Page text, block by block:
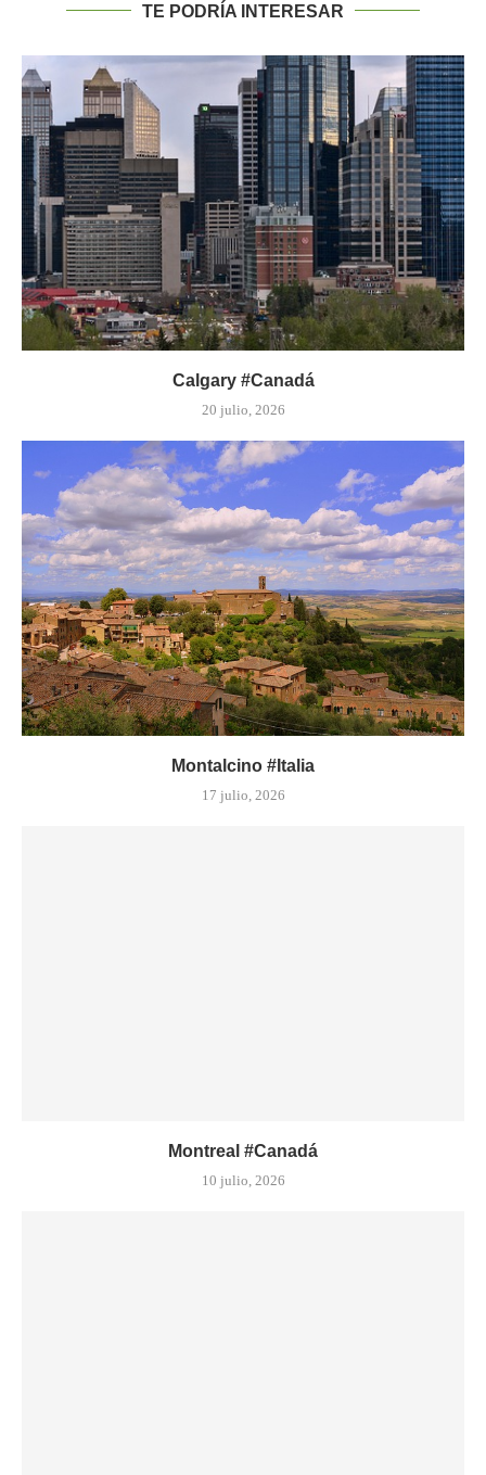
TE PODRÍA INTERESAR
Calgary #Canadá
20 julio, 2026
Montalcino #Italia
17 julio, 2026
Montreal #Canadá
10 julio, 2026